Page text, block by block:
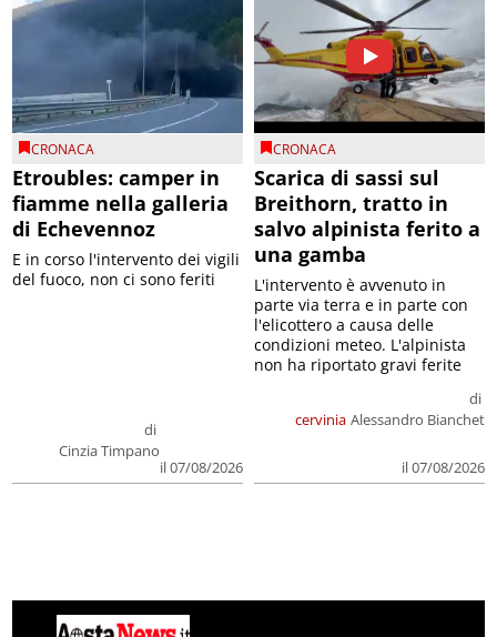
CRONACA
Etroubles: camper in
fiamme nella galleria
di Echevennoz
di
Cinzia Timpano
il 07/08/2026
E in corso l'intervento dei vigili
del fuoco, non ci sono feriti
CRONACA
Scarica di sassi sul
Breithorn, tratto in
salvo alpinista ferito a
una gamba
cervinia
di
Alessandro Bianchet
il 07/08/2026
L'intervento è avvenuto in
parte via terra e in parte con
l'elicottero a causa delle
condizioni meteo. L'alpinista
non ha riportato gravi ferite